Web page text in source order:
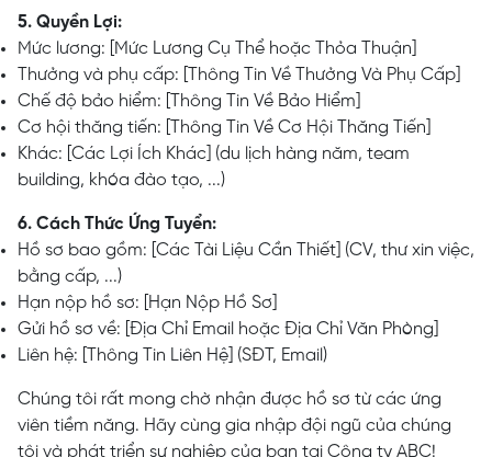
5. Quyền Lợi:
Mức lương: [Mức Lương Cụ Thể hoặc Thỏa Thuận]
Thưởng và phụ cấp: [Thông Tin Về Thưởng Và Phụ Cấp]
Chế độ bảo hiểm: [Thông Tin Về Bảo Hiểm]
Cơ hội thăng tiến: [Thông Tin Về Cơ Hội Thăng Tiến]
Khác: [Các Lợi Ích Khác] (du lịch hàng năm, team
building, khóa đào tạo, ...)
6. Cách Thức Ứng Tuyển:
Hồ sơ bao gồm: [Các Tài Liệu Cần Thiết] (CV, thư xin việc,
bằng cấp, ...)
Hạn nộp hồ sơ: [Hạn Nộp Hồ Sơ]
Gửi hồ sơ về: [Địa Chỉ Email hoặc Địa Chỉ Văn Phòng]
Liên hệ: [Thông Tin Liên Hệ] (SĐT, Email)
Chúng tôi rất mong chờ nhận được hồ sơ từ các ứng
viên tiềm năng. Hãy cùng gia nhập đội ngũ của chúng
tôi và phát triển sự nghiệp của bạn tại Công ty ABC!